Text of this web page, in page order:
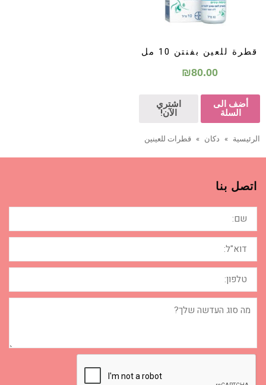
قطرة للعين بفنتن 10 مل
₪80.00
أضف الى
السلة
اشتري
الآن!
الرئيسية » دكان » قطرات للعينين
اتصل بنا
שם:
דוא"ל:
טלפון:
מה
סוג